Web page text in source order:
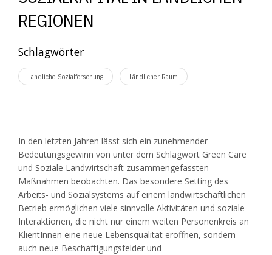
REGIONEN
Schlagwörter
Ländliche Sozialforschung Ländlicher Raum
In den letzten Jahren lässt sich ein zunehmender
Bedeutungsgewinn von unter dem Schlagwort Green Care
und Soziale Landwirtschaft zusammengefassten
Maßnahmen beobachten. Das besondere Setting des
Arbeits- und Sozialsystems auf einem landwirtschaftlichen
Betrieb ermöglichen viele sinnvolle Aktivitäten und soziale
Interaktionen, die nicht nur einem weiten Personenkreis an
KlientInnen eine neue Lebensqualität eröffnen, sondern
auch neue Beschäftigungsfelder und